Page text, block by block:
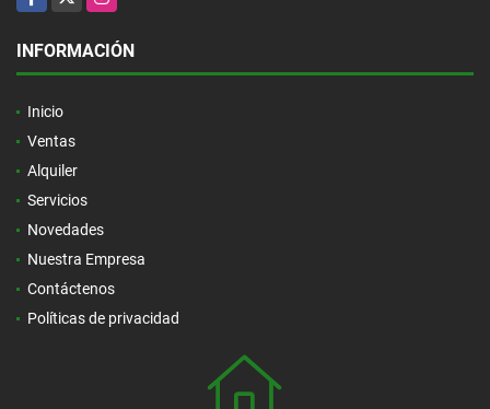
INFORMACIÓN
Inicio
Ventas
Alquiler
Servicios
Novedades
Nuestra Empresa
Contáctenos
Políticas de privacidad